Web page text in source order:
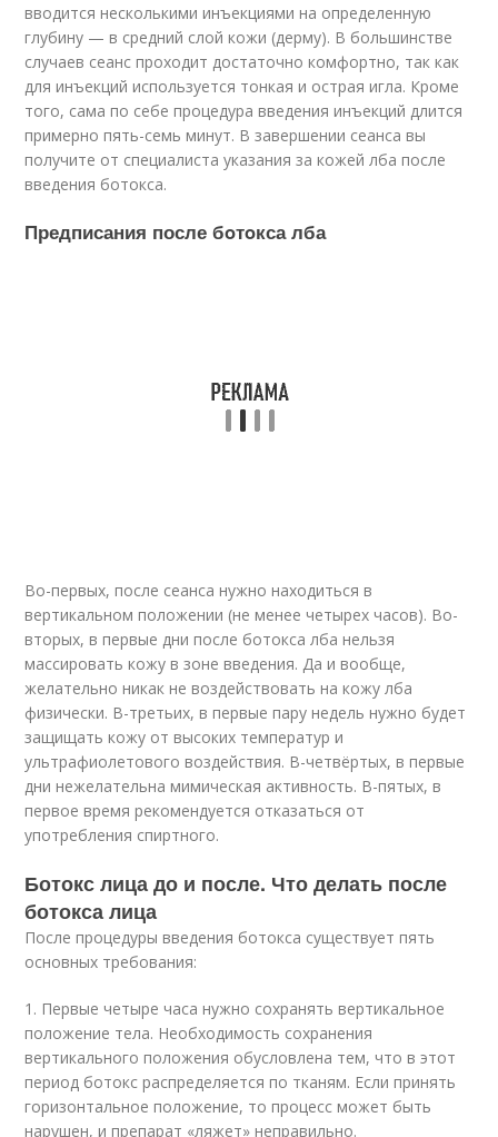
вводится несколькими инъекциями на определенную
глубину — в средний слой кожи (дерму). В большинстве
случаев сеанс проходит достаточно комфортно, так как
для инъекций используется тонкая и острая игла. Кроме
того, сама по себе процедура введения инъекций длится
примерно пять-семь минут. В завершении сеанса вы
получите от специалиста указания за кожей лба после
введения бoтoкса.
Предписания после бoтoкса лба
Во-первых, после сеанса нужно находиться в
вертикальном положении (не менее четырех часов). Во-
вторых, в первые дни после бoтoкса лба нельзя
массировать кожу в зоне введения. Да и вообще,
желательно никак не воздействовать на кожу лба
физически. В-третьих, в первые пару недель нужно будет
защищать кожу от высоких температур и
ультрафиолетового воздействия. В-четвёртых, в первые
дни нежелательна мимическая активность. В-пятых, в
первое время рекомендуется отказаться от
употребления спиртного.
Ботокс лица до и после. Что делать после
ботокса лица
После процедуры введения ботокса существует пять
основных требования:
1. Первые четыре часа нужно сохранять вертикальное
положение тела. Необходимость сохранения
вертикального положения обусловлена тем, что в этот
период ботокс распределяется по тканям. Если принять
горизонтальное положение, то процесс может быть
нарушен, и препарат «ляжет» неправильно.